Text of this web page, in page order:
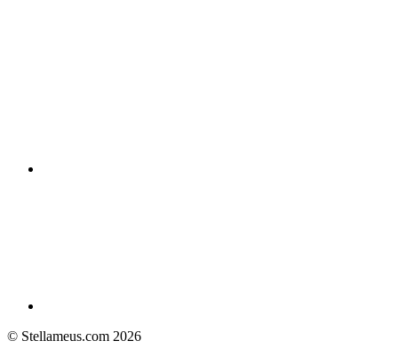
© Stellameus.com 2026